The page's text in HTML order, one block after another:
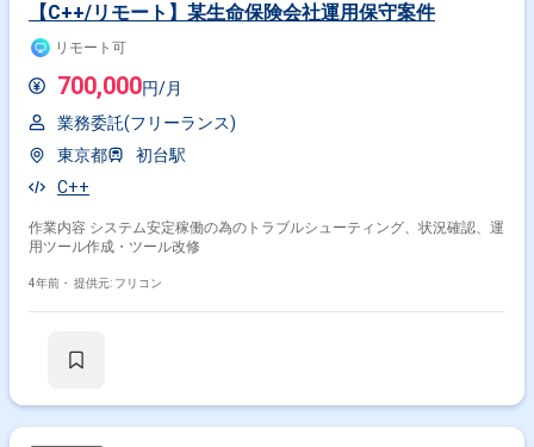
【C++/リモート】某生命保険会社運用保守案件
リモート可
700,000円/月
業務委託(フリーランス)
東京都
初台駅
C++
作業内容 システム安定稼働の為のトラブルシューティング、状況確認、運
用ツール作成・ツール改修
4年前・ 提供元: フリコン